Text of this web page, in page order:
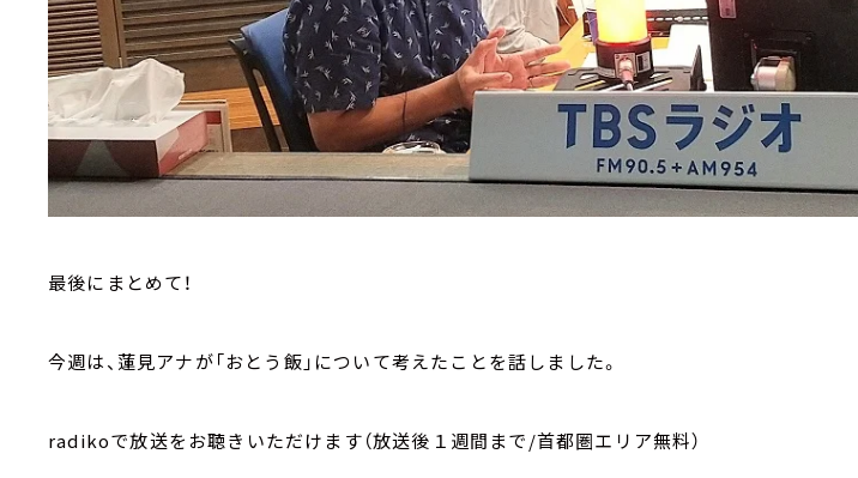
最後にまとめて！
今週は、蓮見アナが「おとう飯」について考えたことを話しました。
radikoで放送をお聴きいただけます（放送後１週間まで/首都圏エリア無料）